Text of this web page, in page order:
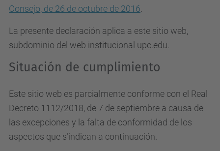
Consejo, de 26 de octubre de 2016
La presente declaración aplica a este sitio web,
subdominio del web institucional upc.edu.
Situación de cumplimiento
Este sitio web es parcialmente conforme con el Real
Decreto 1112/2018, de 7 de septiembre a causa de
las excepciones y la falta de conformidad de los
aspectos que s’indican a continuación.